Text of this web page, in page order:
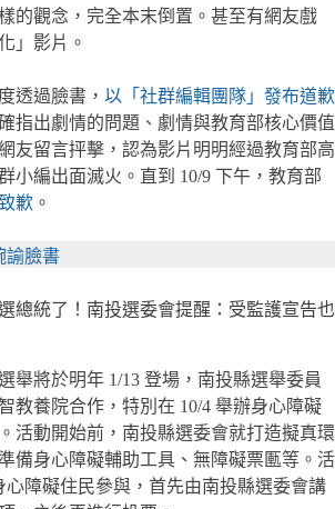
的觀念，完全本末倒置。甚至有網友戲
」影片。
透過臉書， 以「社群編輯團隊」發布道歉
指出劇情的問題、劇情與教育部核心價值
友留言抨擊，認為影片明明經過教育部高
小編出面滅火。直到 10/9 下午，教育部
歉 。
諭臉書
總統了！南投選委會提醒：受監護宣告也
舉將於明年 1/13 登場，南投縣選舉委員
教養院合作，特別在 10/4 舉辦身心障礙
活動開始前，南投縣選委會就打造擬真環
備身心障礙輔助工具、無障礙票匭等。活
心障礙住民參與，首先由南投縣選委會講